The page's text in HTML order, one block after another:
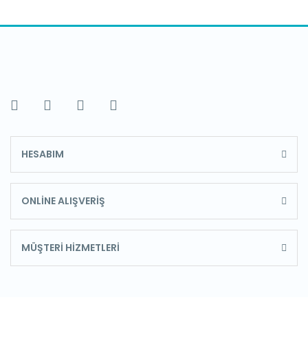
HESABIM
ONLİNE ALIŞVERİŞ
MÜŞTERİ HİZMETLERİ